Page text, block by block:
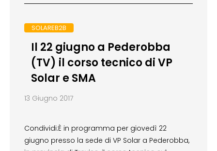
SOLAREB2B
Il 22 giugno a Pederobba
(TV) il corso tecnico di VP
Solar e SMA
13 Giugno 2017
Condividi:È in programma per giovedì 22
giugno presso la sede di VP Solar a Pederobba,